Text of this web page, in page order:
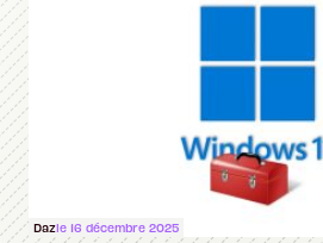
Dazle 16 décembre 2025